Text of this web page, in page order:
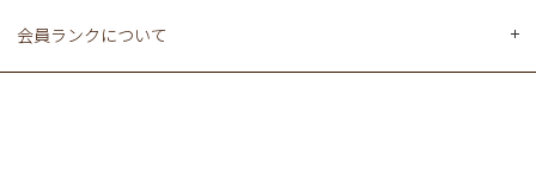
会員ランクについて